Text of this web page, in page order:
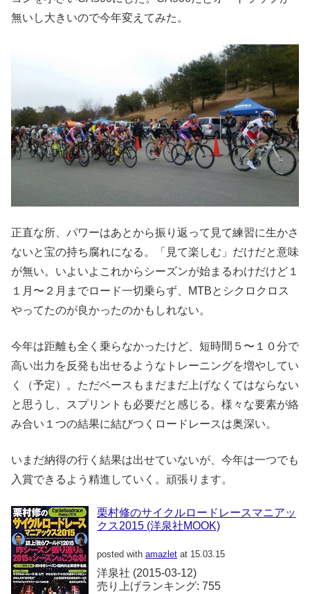
無いし大きいので今年変えてみた。
正直な所、パワーはあとから振り返って見て練習に生かさ
ないと宝の持ち腐れになる。「見て楽しむ」だけだと意味
が無い。いよいよこれからシーズンが始まるわけだけど１
１月〜２月までロード一切乗らず、MTBとシクロクロス
やってたのが良かったのかもしれない。
今年は距離も全く乗らなかったけど、短時間５〜１０分で
高い出力を反発も出せるようなトレーニングを増やしてい
く（予定）。ただベースもまだまだ上げなくてはならない
と思うし、スプリントも必要だと感じる。様々な要素が絡
み合い１つの結果に結びつくロードレースは奥深い。
いまだ納得の行く結果は出せていないが、今年は一つでも
入賞できるよう精進していく。頑張ります。
栗村修のサイクルロードレースマニアッ
クス2015 (洋泉社MOOK)
posted with amazlet at 15.03.15
洋泉社 (2015-03-12)
売り上げランキング: 755